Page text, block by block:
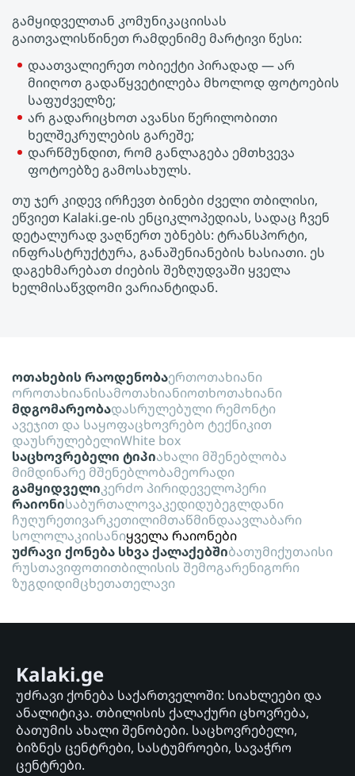
გამყიდველთან კომუნიკაციისას
გაითვალისწინეთ რამდენიმე მარტივი წესი:
დაათვალიერეთ ობიექტი პირადად — არ
მიიღოთ გადაწყვეტილება მხოლოდ ფოტოების
საფუძველზე;
არ გადარიცხოთ ავანსი წერილობითი
ხელშეკრულების გარეშე;
დარწმუნდით, რომ განლაგება ემთხვევა
ფოტოებზე გამოსახულს.
თუ ჯერ კიდევ ირჩევთ Ბინები ძველი თბილისი,
ეწვიეთ Kalaki.ge-ის ენციკლოპედიას, სადაც ჩვენ
დეტალურად ვაღწერთ უბნებს: ტრანსპორტი,
ინფრასტრუქტურა, განაშენიანების ხასიათი. ეს
დაგეხმარებათ ძიების შეზღუდვაში ყველა
ხელმისაწვდომი ვარიანტიდან.
ოთახების რაოდენობაერთოთახიანი
ოროთახიანისამოთახიანიოთხოთახიანი
მდგომარეობადასრულებული რემონტი
ავეჯით და საყოფაცხოვრებო ტექნიკით
დაუსრულებელიWhite box
საცხოვრებელი ტიპიახალი მშენებლობა
მიმდინარე მშენებლობამეორადი
გამყიდველიკერძო პირიდეველოპერი
რაიონისაბურთალოვაკედიდუბეგლდანი
ჩუღურეთივარკეთილიმთაწმინდაავლაბარი
სოლოლაკიისანიყველა რაიონები
უძრავი ქონება სხვა ქალაქებშიბათუმიქუთაისი
რუსთავიფოთითბილისის შემოგარენიგორი
ზუგდიდიმცხეთათელავი
Kalaki.ge
უძრავი ქონება საქართველოში: სიახლეები და
ანალიტიკა. თბილისის ქალაქური ცხოვრება,
ბათუმის ახალი შენობები. საცხოვრებელი,
ბიზნეს ცენტრები, სასტუმროები, სავაჭრო
ცენტრები.